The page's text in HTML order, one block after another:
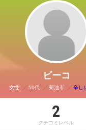
ビーコ
女性 50代 菊池市 辛し
2
クチコミレベル